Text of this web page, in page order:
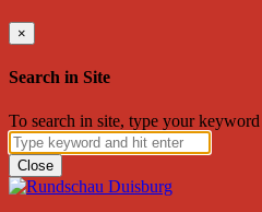
×
Search in Site
To search in site, type your
Close